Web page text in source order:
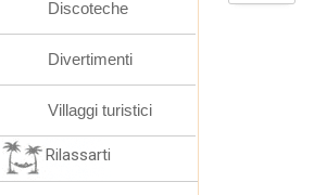
Discoteche
Divertimenti
Villaggi turistici
Rilassarti